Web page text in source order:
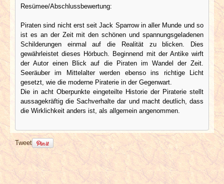
Resümee/Abschlussbewertung:
Piraten sind nicht erst seit Jack Sparrow in aller Munde und so
ist es an der Zeit mit den schönen und spannungsgeladenen
Schilderungen einmal auf die Realität zu blicken. Dies
gewährleistet dieses Hörbuch. Beginnend mit der Antike wirft
der Autor einen Blick auf die Piraten im Wandel der Zeit.
Seeräuber im Mittelalter werden ebenso ins richtige Licht
gesetzt, wie die moderne Piraterie in der Gegenwart.
Die in acht Oberpunkte eingeteilte Historie der Piraterie stellt
aussagekräftig die Sachverhalte dar und macht deutlich, dass
die Wirklichkeit anders ist, als allgemein angenommen.
Tweet